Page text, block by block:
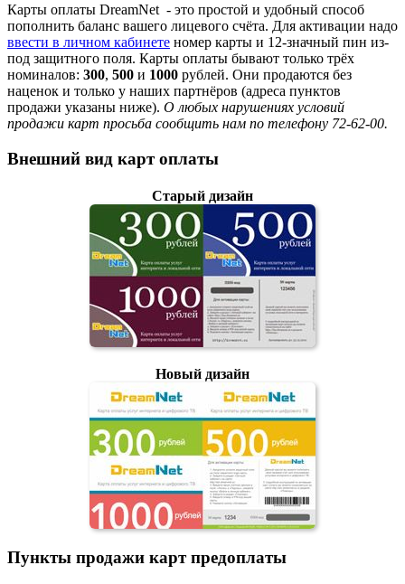
Карты оплаты DreamNet - это простой и удобный способ
пополнить баланс вашего лицевого счёта. Для активации надо
ввести в личном кабинете номер карты и 12-значный пин из-
под защитного поля. Карты оплаты бывают только трёх
номиналов: 300, 500 и 1000 рублей. Они продаются без
наценок и только у наших партнёров (адреса пунктов
продажи указаны ниже). О любых нарушениях условий
продажи карт просьба сообщить нам по телефону 72-62-00.
Внешний вид карт оплаты
Старый дизайн
Новый дизайн
Пункты продажи карт предоплаты